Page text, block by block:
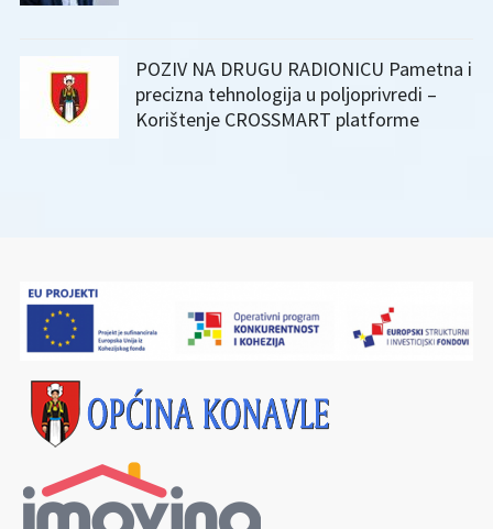
POZIV NA DRUGU RADIONICU Pametna i
precizna tehnologija u poljoprivredi –
Korištenje CROSSMART platforme